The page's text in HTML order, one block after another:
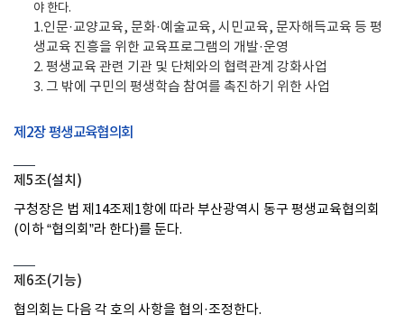
야 한다.
1.인문·교양교육, 문화·예술교육, 시민교육, 문자해득교육 등 평
생교육 진흥을 위한 교육프로그램의 개발·운영
2. 평생교육 관련 기관 및 단체와의 협력관계 강화사업
3. 그 밖에 구민의 평생학습 참여를 촉진하기 위한 사업
제2장 평생교육협의회
제5조(설치)
구청장은 법 제14조제1항에 따라 부산광역시 동구 평생교육협의회
(이하 “협의회”라 한다)를 둔다.
제6조(기능)
협의회는 다음 각 호의 사항을 협의·조정한다.